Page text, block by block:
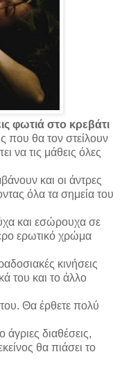
φωτιά στο κρεβάτι
που θα τον στείλουν
να τις μάθεις όλες
και οι άντρες
όλα τα σημεία του
και εσώρουχα σε
ερωτικό χρώμα
κινήσεις
του και το άλλο
Θα έρθετε πολύ
άγριες διαθέσεις,
θα πιάσει το